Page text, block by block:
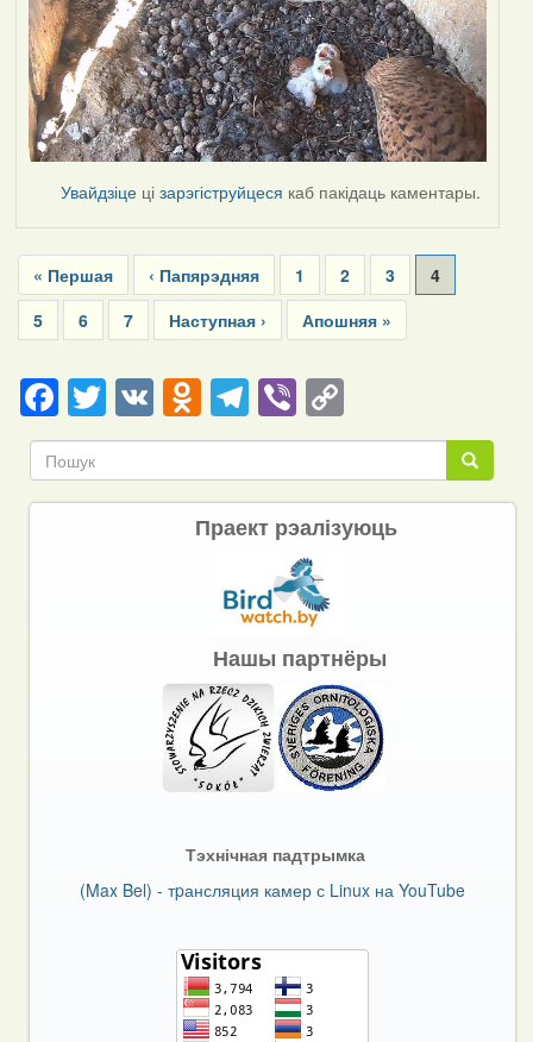
Увайдзіце цізарэгіструйцеся каб пакідаць каментары.
Pagination
First
page
« Першая
Previous
page
‹ Папярэдняя Page
1 Page
2 Page
3
Current
page
4
Page
5 Page
6 Page
7
Next
page
Наступная ›
Last
page
Апошняя »
Facebook
Twitter
VKOdnoklassniki
Telegram
ViberCopy
Link Пошук
Пошук
Праект рэалізуюць
Нашы партнёры
Тэхнічная падтрымка
(Max Bel) - тpансляция камер с Linux на YouTube